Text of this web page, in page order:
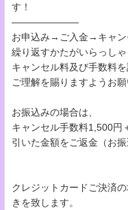
す！
―――――――
お申込み→ご入金→キャン
繰り返すかたがいらっしゃ
キャンセル料及び手数料
ご理解を賜りますようお願
お振込みの場合は、
キャンセル手数料1,500円
引いた金額をご返金（お振
クレジットカードご決済
きを致します。